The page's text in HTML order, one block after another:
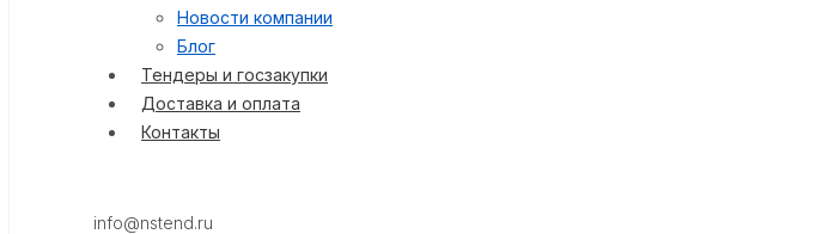
Новости компании
Блог
Тендеры и госзакупки
Доставка и оплата
Контакты
info@nstend.ru